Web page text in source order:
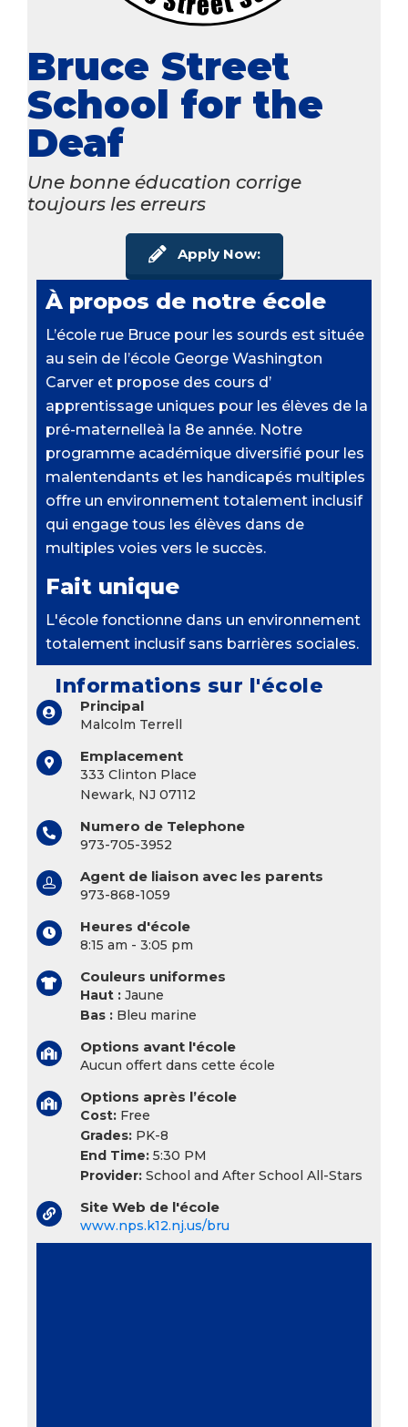
Bruce Street
School for the
Deaf
Une bonne éducation corrige
toujours les erreurs
Apply Now:
À propos de notre école
L’école rue Bruce pour les sourds est située
au sein de l’école George Washington
Carver et propose des cours d’
apprentissage uniques pour les élèves de la
pré-maternelleà la 8e année. Notre
programme académique diversifié pour les
malentendants et les handicapés multiples
offre un environnement totalement inclusif
qui engage tous les élèves dans de
multiples voies vers le succès.
Fait unique
L'école fonctionne dans un environnement
totalement inclusif sans barrières sociales.
Informations sur l'école
Principal
Malcolm Terrell
Emplacement
333 Clinton Place
Newark, NJ 07112
Numero de Telephone
973-705-3952
Agent de liaison avec les parents
973-868-1059
Heures d'école
8:15 am - 3:05 pm
Couleurs uniformes
Haut : Jaune
Bas : Bleu marine
Options avant l'école
Aucun offert dans cette école
Options après l’école
Cost: Free
Grades: PK-8
End Time: 5:30 PM
Provider: School and After School All-Stars
Site Web de l'école
www.nps.k12.nj.us/bru